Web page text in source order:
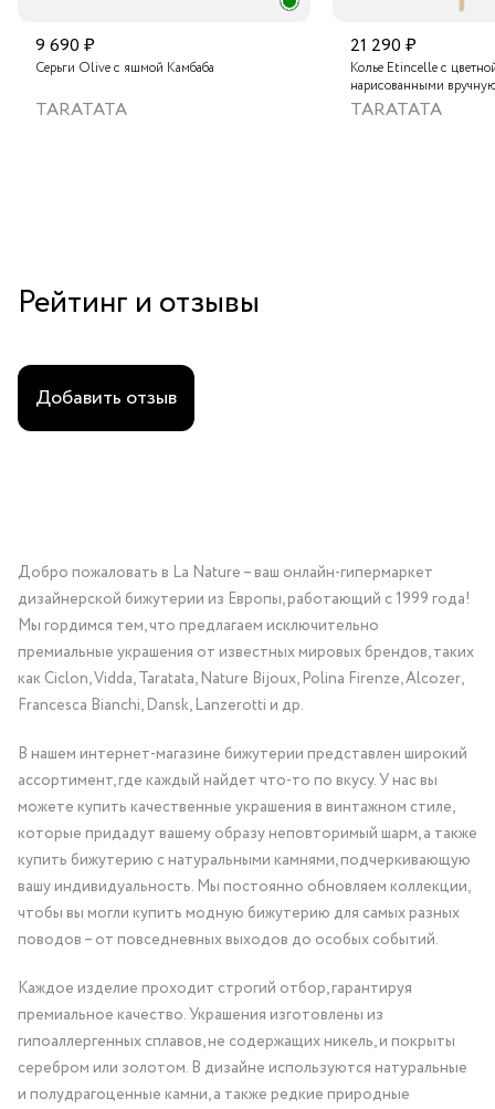
9 690 ₽
Серьги Olive с яшмой Камбаба
TARATATA
21 290 ₽
Колье Etincelle с
нарисованными
слюдяным порошком,
стеклянными бусинам
TARATATA
Рейтинг и отзывы
Добавить отзыв
Добро пожаловать в La Nature – ваш онлайн-гипермаркет
дизайнерской бижутерии из Европы, работающий с 1999 года!
Мы гордимся тем, что предлагаем исключительно
премиальные украшения от известных мировых брендов, таких
как Ciclon, Vidda, Taratata, Nature Bijoux, Polina Firenze, Alcozer,
Francesca Bianchi, Dansk, Lanzerotti и др.
В нашем интернет-магазине бижутерии представлен широкий
ассортимент, где каждый найдет что-то по вкусу. У нас вы
можете купить качественные украшения в винтажном стиле,
которые придадут вашему образу неповторимый шарм, а также
купить бижутерию с натуральными камнями, подчеркивающую
вашу индивидуальность. Мы постоянно обновляем коллекции,
чтобы вы могли купить модную бижутерию для самых разных
поводов – от повседневных выходов до особых событий.
Каждое изделие проходит строгий отбор, гарантируя
премиальное качество. Украшения изготовлены из
гипоаллергенных сплавов, не содержащих никель, и покрыты
серебром или золотом. В дизайне используются натуральные
и полудрагоценные камни, а также редкие природные